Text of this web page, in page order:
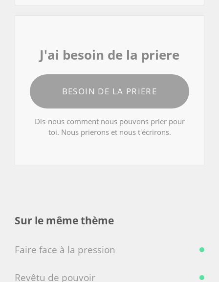
J'ai besoin de la priere
BESOIN DE LA PRIERE
Dis-nous comment nous pouvons prier pour
toi. Nous prierons et nous t'écrirons.
Sur le même thème
Faire face à la pression
Revêtu de pouvoir